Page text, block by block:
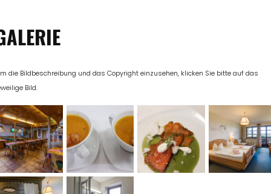
die Bildbeschreibung und das Copyright einzusehen, klicken Sie bitte auf das
Bild.